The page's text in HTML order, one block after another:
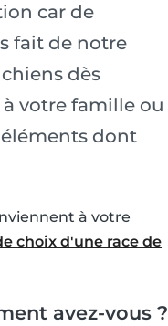
car de
fait de notre
dès
votre famille ou
dont
à votre
choix d'une race de
avez-vous ?